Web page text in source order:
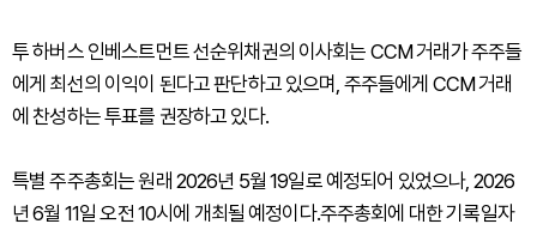
투 하버스 인베스트먼트 선순위채권의 이사회는 CCM 거래가 주주들
에게 최선의 이익이 된다고 판단하고 있으며, 주주들에게 CCM 거래
에 찬성하는 투표를 권장하고 있다.
특별 주주총회는 원래 2026년 5월 19일로 예정되어 있었으나, 2026
년 6월 11일 오전 10시에 개최될 예정이다.주주총회에 대한 기록일자